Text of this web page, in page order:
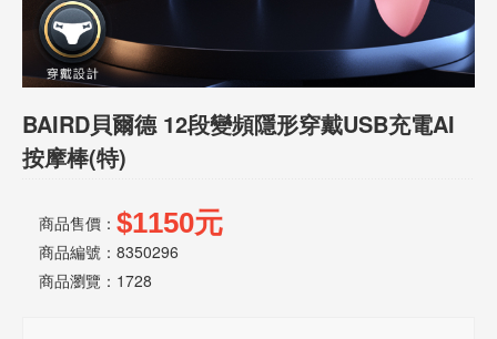
明
BAIRD貝爾德 12段變頻隱形穿戴USB充電AI
按摩棒(特)
商品售價： $1150元
商品編號：8350296
商品瀏覽： 1728